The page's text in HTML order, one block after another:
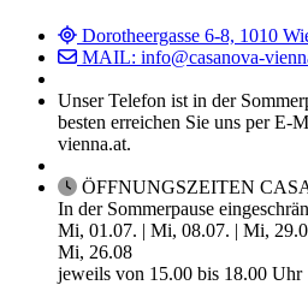
Dorotheergasse 6-8, 1010
MAIL: info@casanova-
Unser Telefon ist in der
besten erreichen Sie uns per E-
vienna.at.
ÖFFNUNGSZEITEN
In der Sommerpause
Mi, 01.07. | Mi, 08.07. | Mi,
Mi, 26.08
jeweils von 15.00 bis 18.00 Uhr